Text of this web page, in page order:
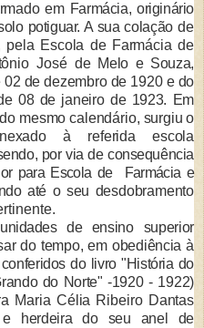
em Farmácia, originário
potiguar. A sua cola­ção de
pela Escola de Farmácia de
José de Melo e Souza,
02 de dezembro de 1920 e do
08 de janeiro de 1923. Em
mesmo calendário, surgiu o
à referida escola
por via de con­sequência
para Escola de Farmácia e
até o seu desdobramento
de en­sino superior
do tempo, em obediência à
ridos do livro "História do
do Norte" -1920 - 1922)
Maria Célia Ribeiro Dantas
herdei­ra do seu anel de